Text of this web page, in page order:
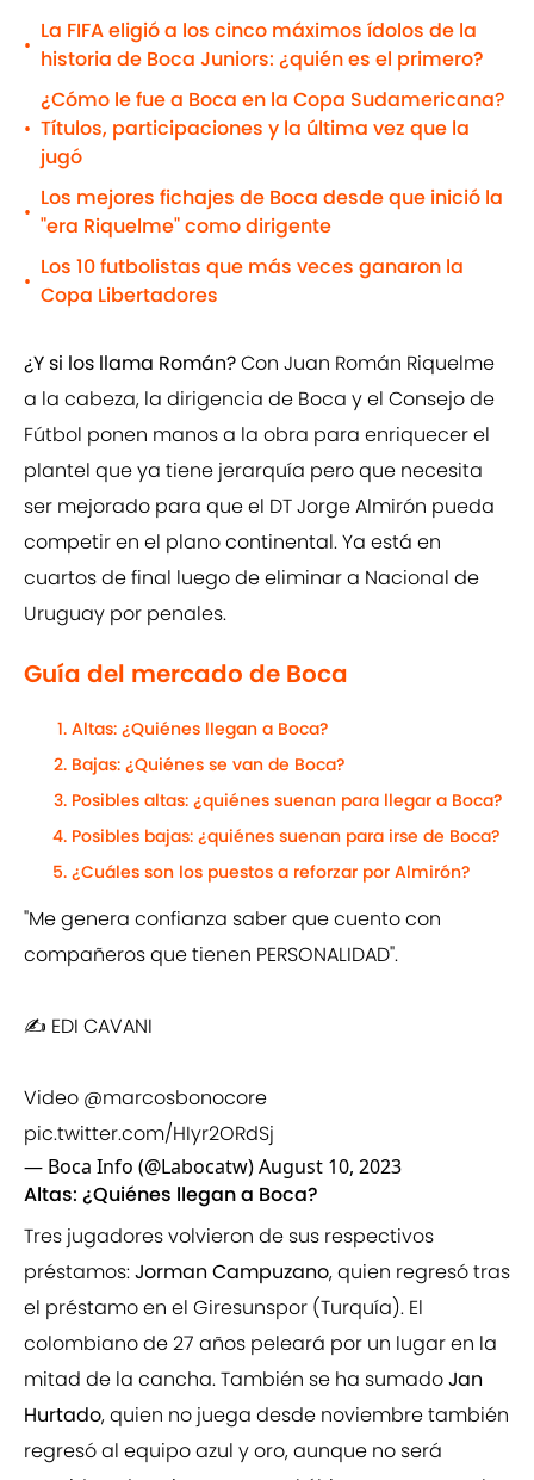
•
La FIFA eligió a los cinco máximos ídolos de la
historia de Boca Juniors: ¿quién es el primero?
•
¿Cómo le fue a Boca en la Copa Sudamericana?
Títulos, participaciones y la última vez que la
jugó
•
Los mejores fichajes de Boca desde que inició la
"era Riquelme" como dirigente
•
Los 10 futbolistas que más veces ganaron la
Copa Libertadores
¿Y si los llama Román?Con Juan Román Riquelme
a la cabeza, la dirigencia de Boca y el Consejo de
Fútbol ponen manos a la obra para enriquecer el
plantel que ya tiene jerarquía pero que necesita
ser mejorado para que el DT Jorge Almirón pueda
competir en el plano continental. Ya está en
cuartos de final luego de eliminar a Nacional de
Uruguay por penales.
Guía del mercado de Boca
Altas: ¿Quiénes llegan a Boca?
Bajas: ¿Quiénes se van de Boca?
Posibles altas: ¿quiénes suenan para llegar a Boca?
Posibles bajas: ¿quiénes suenan para irse de Boca?
¿Cuáles son los puestos a reforzar por Almirón?
"Me genera confianza saber que cuento con
compañeros que tienen PERSONALIDAD".
✍️ EDI CAVANI
Video @marcosbonocore
pic.twitter.com/HIyr2ORdSj
— Boca Info (@Labocatw)August 10, 2023
Altas: ¿Quiénes llegan a Boca?
Tres jugadores volvieron de sus respectivos
préstamos:Jorman Campuzano, quien regresó tras
el préstamo en el Giresunspor (Turquía). El
colombiano de 27 años peleará por un lugar en la
mitad de la cancha. También se ha sumadoJan
Hurtado, quien no juega desde noviembre también
regresó al equipo azul y oro, aunque no será